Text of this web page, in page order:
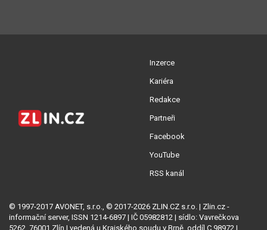
Inzerce
Kariéra
Redakce
Partneři
Facebook
YouTube
RSS kanál
© 1997-2017 AVONET, s.r.o., © 2017-2026 ZLIN.CZ s.r.o. | Zlin.cz -
informační server, ISSN 1214-6897 | IČ 05982812 | sídlo: Vavrečkova
5262, 76001 Zlín | vedená u Krajského soudu v Brně, oddíl C 98972 |